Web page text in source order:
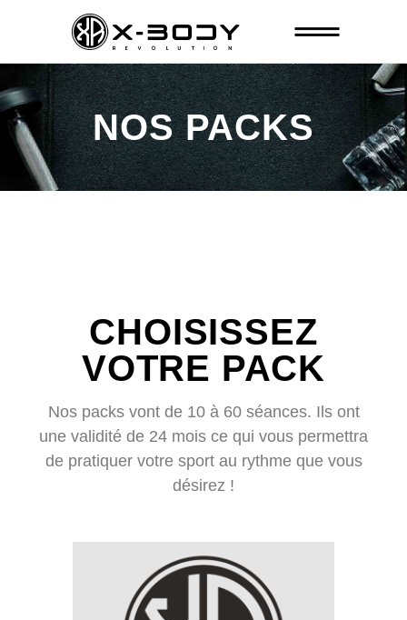
NOS PACKS
CHOISISSEZ
VOTRE PACK
Nos packs vont de 10 à 60 séances. Ils ont
une validité de 24 mois ce qui vous permettra
de pratiquer votre sport au rythme que vous
désirez !